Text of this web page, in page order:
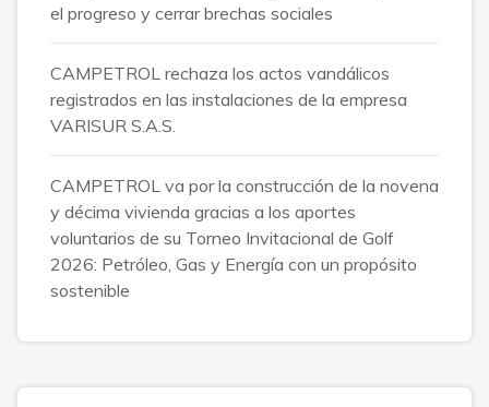
el progreso y cerrar brechas sociales
CAMPETROL rechaza los actos vandálicos
registrados en las instalaciones de la empresa
VARISUR S.A.S.
CAMPETROL va por la construcción de la novena
y décima vivienda gracias a los aportes
voluntarios de su Torneo Invitacional de Golf
2026: Petróleo, Gas y Energía con un propósito
sostenible